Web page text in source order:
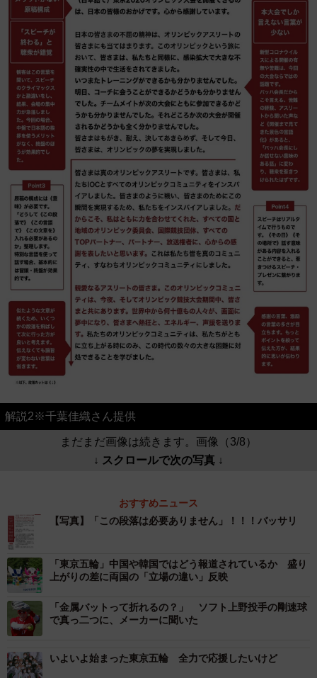
解説2※千葉佳織さん提供
まだまだ画像は続きます。画像（3/8）
↓ スクロールで次の写真 ↓
おすすめニュース
【写真】「この段落は必要ありません」！！！バッサリ
「東京五輪」中国や韓国ではどう報道されているか 盛り
上がりの差に両国の「立場の違い」反映
「金属バットって折れるの？」 ソフト上野投手の剛速球
で真っ二つに、メーカーに聞いた
いよいよ始まった東京五輪 全力で応援したいけど